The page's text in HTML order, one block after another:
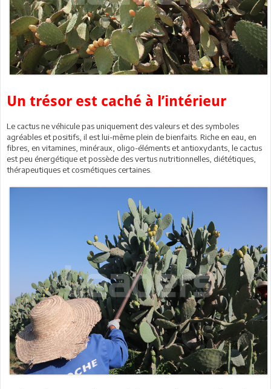
Un trésor est caché à l’intérieur
Le cactus ne véhicule pas uniquement des valeurs et des symboles
agréables et positifs, il est lui-même plein de bienfaits. Riche en eau, en
fibres, en vitamines, minéraux, oligo-éléments et antioxydants, le cactus
est peu énergétique et possède des vertus nutritionnelles, diététiques,
thérapeutiques et cosmétiques certaines.